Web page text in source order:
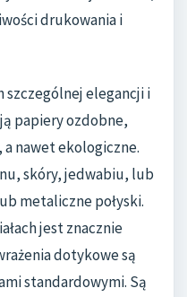
drukowania i
szczególnej elegancji i
papiery ozdobne,
nawet ekologiczne.
skóry, jedwabiu, lub
metaliczne połyski.
jest znacznie
dotykowe są
standardowymi. Są